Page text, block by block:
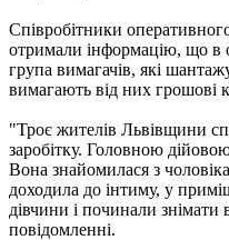
Співробітники
отримали інформацію, що в
група вимагачів, які
вимагають від них грошові
"Троє жителів Львівщини
заробітку. Головною
Вона знайомилася з
доходила до інтиму, у
дівчини і починали знімати
повідомленні.